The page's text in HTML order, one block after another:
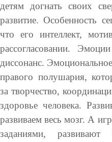
детям догнать своих
развитие. Особенность
что его интеллект,
рассогласовании.
диссонанс.
правого полушария,
за творчество,
здоровье человека.
развиваем весь мозг. А
заданиями,